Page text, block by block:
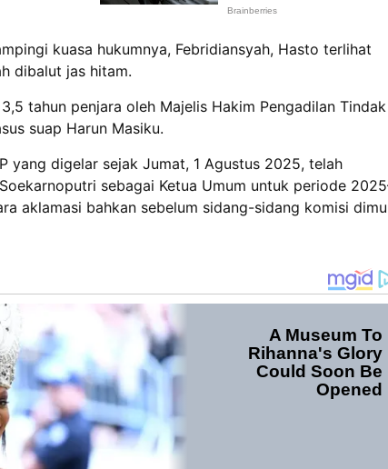
kuasa hukumnya, Febridiansyah, Hasto terlihat
dibalut jas hitam.
tahun penjara oleh Majelis Hakim Pengadilan Tindak
suap Harun Masiku.
yang digelar sejak Jumat, 1 Agustus 2025, telah
sebagai Ketua Umum untuk periode
aklamasi bahkan sebelum sidang-sidang komisi